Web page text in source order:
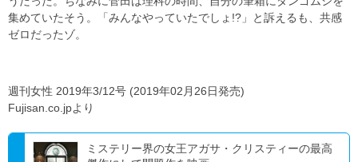
集めていたそう。「みんなやっていたでしょ!?」と訴えるも、共感
ゼロだったゾ。
週刊女性 2019年3/12号 (2019年02月26日発売)
Fujisan.co.jpより
ミステリー界の女王アガサ・クリスティーの最高